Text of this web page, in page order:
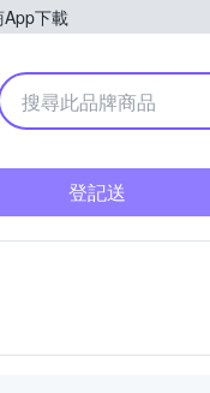
App下載
購物中心
登記送